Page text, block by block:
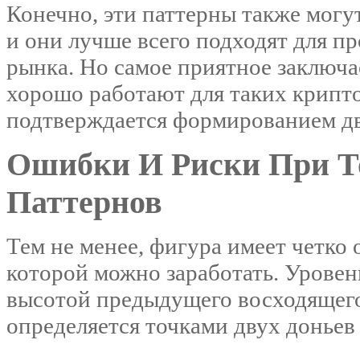
Конечно, эти паттерны также
и они лучше всего подходят для
рынка. Но самое приятное
хорошо работают для таких
подтверждается формированием
Ошибки И Риски При
Паттернов
Тем не менее, фигура имеет
которой можно заработать.
высотой предыдущего
определяется точками двух